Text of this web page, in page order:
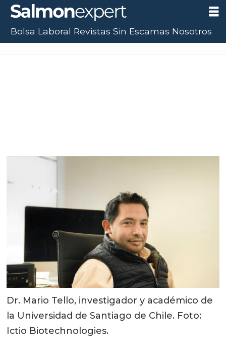
Dr. Mario Tello, investigador y académico de
la Universidad de Santiago de Chile. Foto:
Ictio Biotechnologies.
Bolsa Laboral Revistas Sin Escamas Nosotros